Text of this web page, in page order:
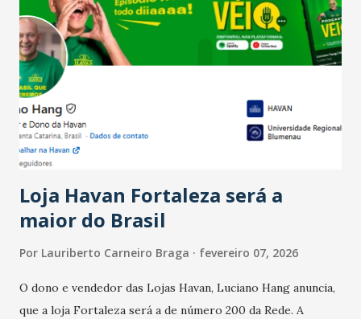
país tem a menor taxa de desemprego dos anos recentes.
Ainda segundo a Pesquisa, em novembro de 2025, 40% dos
bares e restaurantes operaram com lucro e outros 40%
registraram equilíbrio financeiro. Já o percentual de
estabelecimentos no prejuízo ficou em 19%, pouco abaixo
do observado no mês anterior. Outros 1% não existiam em
novembro. Em relação a outubro, o faturamento também
cresceu. De acordo com a pesquisa, 44% dos n...
Loja Havan Fortaleza será a
maior do Brasil
Por Lauriberto Carneiro Braga fevereiro 07, 2026
O dono e vendedor das Lojas Havan, Luciano Hang anuncia,
que a loja Fortaleza será a de número 200 da Rede. A